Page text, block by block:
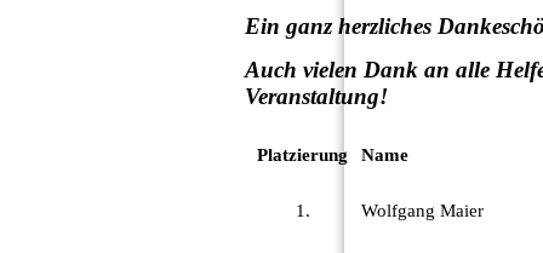
Ein ganz herzliches
Auch vielen Dank an alle
Veranstaltung!
Platzierung Name
1. Wolfgang Maier